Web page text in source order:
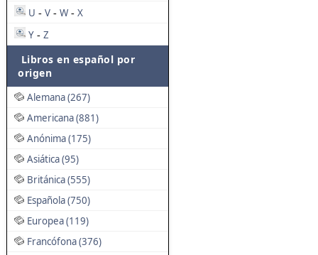
U - V - W - X
Y - Z
Libros en español por
origen
Alemana (267)
Americana (881)
Anónima (175)
Asiática (95)
Británica (555)
Española (750)
Europea (119)
Francófona (376)